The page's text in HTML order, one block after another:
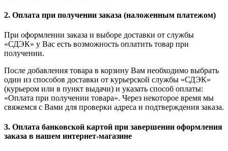
2. Оплата при получении заказа (наложенным платежом)
При оформлении заказа и выборе доставки от службы
«СДЭК» у Вас есть возможность оплатить товар при
получении.
После добавления товара в корзину Вам необходимо выбрать
один из способов доставки от курьерской службы «СДЭК»
(курьером или в пункт выдачи) и указать способ оплаты:
«Оплата при получении товара». Через некоторое время мы
свяжемся с Вами для проверки адреса и подтверждения заказа.
3. Оплата банковской картой при завершении оформления
заказа в нашем интернет-магазине